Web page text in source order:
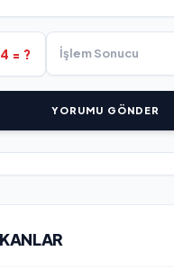
= ?
YORUMU GÖNDER